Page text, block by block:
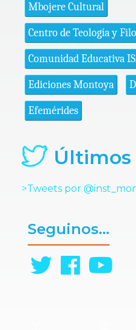
Mbojere Cultural
Centro de Teología y
Comunidad Educativa
Ediciones Montoya
Efemérides
Últimos
>Tweets por
Seguinos...